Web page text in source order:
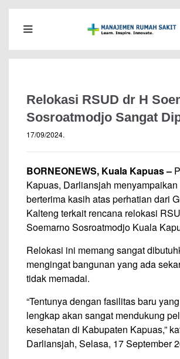
Relokasi RSUD dr H
Sosroatmodjo Sangat
17/09/2024.
BORNEONEWS, Kuala Kapuas –
Kapuas, Darliansjah
berterima kasih atas perhatian dari
Kalteng terkait rencana relokasi
Soemarno Sosroatmodjo Kuala
Relokasi ini memang sangat
mengingat bangunan yang ada
tidak memadai.
“Tentunya dengan fasilitas baru
lengkap akan sangat mendukung
kesehatan di Kabupaten Kapuas,”
Darliansjah, Selasa, 17 September